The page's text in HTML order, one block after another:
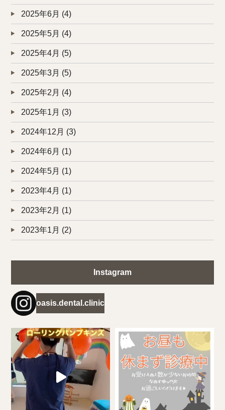
2025年6月 (4)
2025年5月 (4)
2025年4月 (5)
2025年3月 (5)
2025年2月 (4)
2025年1月 (3)
2024年12月 (3)
2024年6月 (1)
2024年5月 (1)
2023年4月 (1)
2023年2月 (1)
2023年1月 (2)
Instagram
oasis.dental.clinic